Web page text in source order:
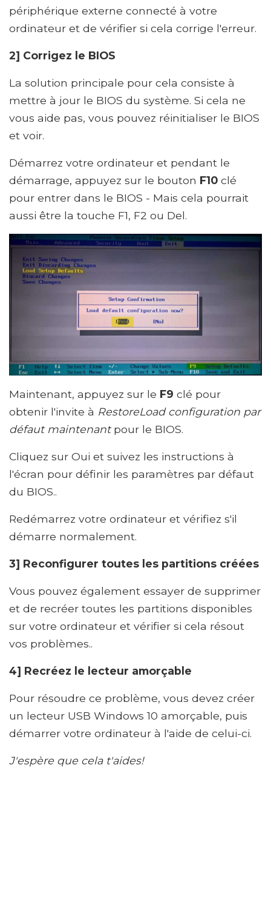
périphérique externe connecté à votre
ordinateur et de vérifier si cela corrige l'erreur.
2] Corrigez le BIOS
La solution principale pour cela consiste à
mettre à jour le BIOS du système. Si cela ne
vous aide pas, vous pouvez réinitialiser le BIOS
et voir.
Démarrez votre ordinateur et pendant le
démarrage, appuyez sur le bouton F10 clé
pour entrer dans le BIOS - Mais cela pourrait
aussi être la touche F1, F2 ou Del.
Maintenant, appuyez sur le F9 clé pour
obtenir l'invite à RestoreLoad configuration par
défaut maintenantpour le BIOS.
Cliquez sur Oui et suivez les instructions à
l'écran pour définir les paramètres par défaut
du BIOS..
Redémarrez votre ordinateur et vérifiez s'il
démarre normalement.
3] Reconfigurer toutes les partitions créées
Vous pouvez également essayer de supprimer
et de recréer toutes les partitions disponibles
sur votre ordinateur et vérifier si cela résout
vos problèmes..
4] Recréez le lecteur amorçable
Pour résoudre ce problème, vous devez créer
un lecteur USB Windows 10 amorçable, puis
démarrer votre ordinateur à l'aide de celui-ci.
J'espère que cela t'aides!